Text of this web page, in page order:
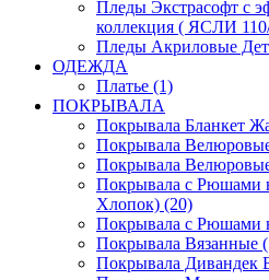
Пледы Экстрасофт с
коллекция ( ЯСЛИ
Пледы Акриловые
ОДЕЖДА
Платье (1)
ПОКРЫВАЛА
Покрывала Бланкет
Покрывала
Покрывала
Покрывала с Рюшами
Хлопок) (20)
Покрывала с Рюшами
Покрывала Вязанные
Покрывала Дивандек